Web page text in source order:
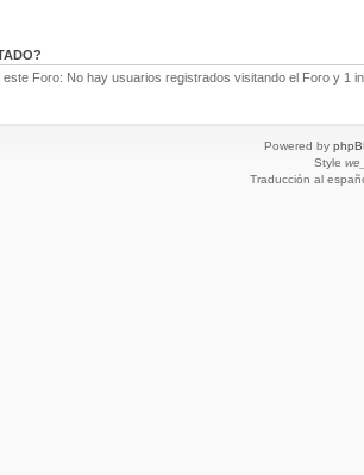
Foro: No hay usuarios registrados visitando el Foro y 1
Powered by
Style
Traducción al